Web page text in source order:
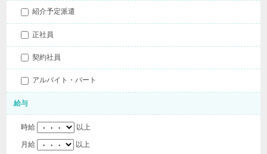
紹介予定派遣
正社員
契約社員
アルバイト・パート
給与
時給 以上
月給 以上